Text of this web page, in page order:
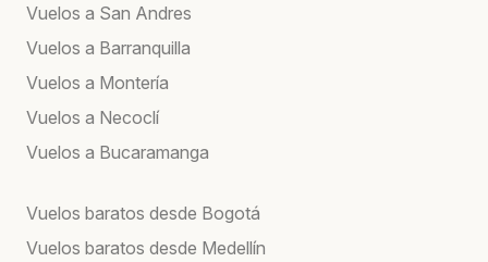
Vuelos a San Andres
Vuelos a Barranquilla
Vuelos a Montería
Vuelos a Necoclí
Vuelos a Bucaramanga
Vuelos baratos desde Bogotá
Vuelos baratos desde Medellín